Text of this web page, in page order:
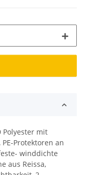
Polyester mit
Protektoren an
winddichte
aus Reissa,